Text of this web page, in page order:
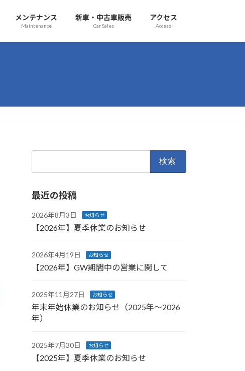
メンテナンス
Maintenance
新車・中古車販売
Car Sales
アクセス
Access
最近の投稿
2026年8月3日 お知らせ
【2026年】夏季休業のお知らせ
2026年4月19日 お知らせ
【2026年】GW期間中の営業に関して
2025年11月27日 お知らせ
年末年始休業のお知らせ（2025年～2026
年）
2025年7月30日 お知らせ
【2025年】夏季休業のお知らせ